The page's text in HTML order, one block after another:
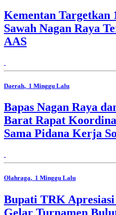
Kementan Targetkan
Sawah Nagan Raya
AAS
Daerah, 1 Minggu Lalu
Bapas Nagan Raya
Barat Rapat
Sama Pidana Kerja
Olahraga, 1 Minggu Lalu
Bupati TRK
Gelar Turnamen